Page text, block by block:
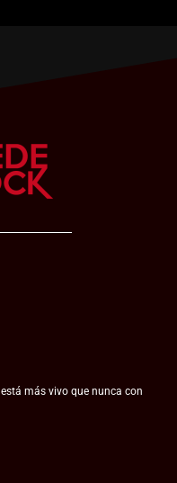
está más vivo que nunca con